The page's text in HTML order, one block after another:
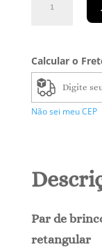
Zirconia
quantidade
Calcular o
Não sei meu CEP
Par de
retangular